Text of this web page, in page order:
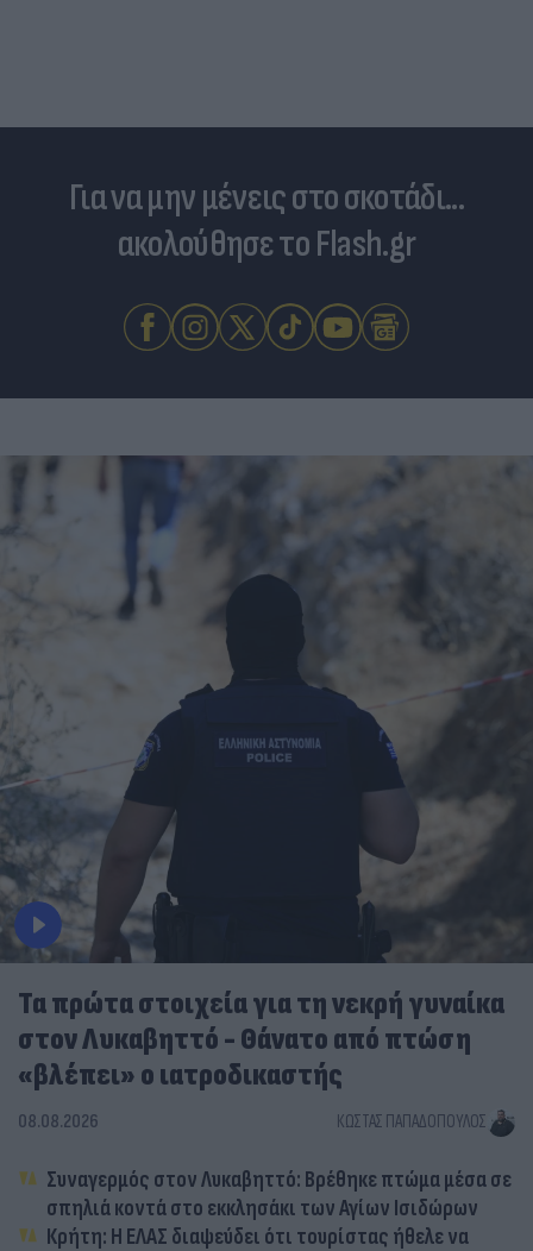
Για να μην μένεις στο σκοτάδι...
ακολούθησε το Flash.gr
Τα πρώτα στοιχεία για τη νεκρή γυναίκα
στον Λυκαβηττό - Θάνατο από πτώση
«βλέπει» ο ιατροδικαστής
08.08.2026 ΚΏΣΤΑΣ ΠΑΠΑΔΌΠΟΥΛΟΣ
Συναγερμός στον Λυκαβηττό: Βρέθηκε πτώμα μέσα σε
σπηλιά κοντά στο εκκλησάκι των Αγίων Ισιδώρων
Κρήτη: Η ΕΛΑΣ διαψεύδει ότι τουρίστας ήθελε να